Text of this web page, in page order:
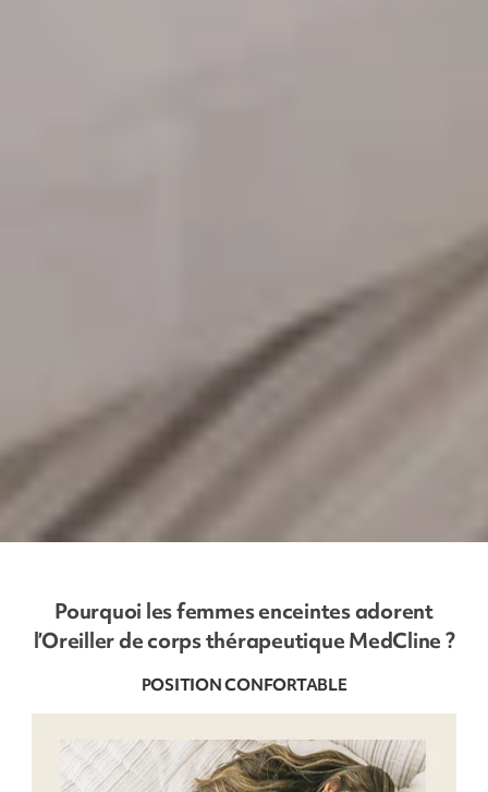
Pourquoi les femmes enceintes adorent
l’Oreiller de corps thérapeutique MedCline ?
POSITION CONFORTABLE